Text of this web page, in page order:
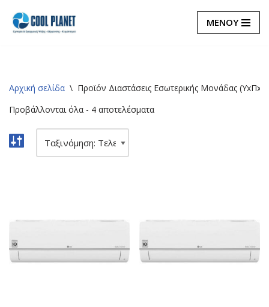
Μεταπηδήστε
ΜΕΝΟΥ
Αρχική σελίδα \ Προϊόν Διαστάσεις Εσωτερικής Μονάδας
Προβάλλονται όλα - 4 αποτελέσματα